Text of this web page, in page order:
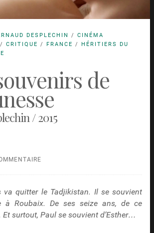
DESPLECHIN / CINÉMA
/ CRITIQUE / FRANCE /
HÉRITIERS DU
de
/ 2015
va quitter le Tadjikistan. Il se souvient
à Roubaix. De ses seize ans, de ce
Et surtout, Paul se souvient d’Esther…